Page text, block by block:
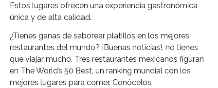
Estos lugares ofrecen una experiencia gastronómica
única y de alta calidad.
¿Tienes ganas de saborear platillos en los mejores
restaurantes del mundo? ¡Buenas noticias!, no tienes
que viajar mucho. Tres restaurantes mexicanos figuran
en The World’s 50 Best, un ranking mundial con los
mejores lugares para comer. Conócelos.